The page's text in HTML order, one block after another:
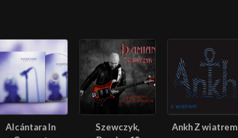
Alcántara In
Szewczyk,
Ankh Z wiatrem